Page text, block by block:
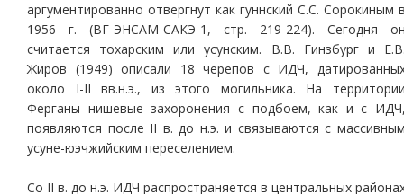
аргументированно отвергнут как гуннский С.С. Сорокиным
1956 г. (ВГ-ЭНСАМ-САКЭ-1, стр. 219-224). Сегодня
считается тохарским или усунским. В.В. Гинзбург и
Жиров (1949) описали 18 черепов с ИДЧ,
около I-II вв.н.э., из этого могильника. На
Ферганы нишевые захоронения с подбоем, как и с
появляются после II в. до н.э. и связываются с
усуне-юэчжийским переселением.
Со II в. до н.э. ИДЧ распространяется в центральных